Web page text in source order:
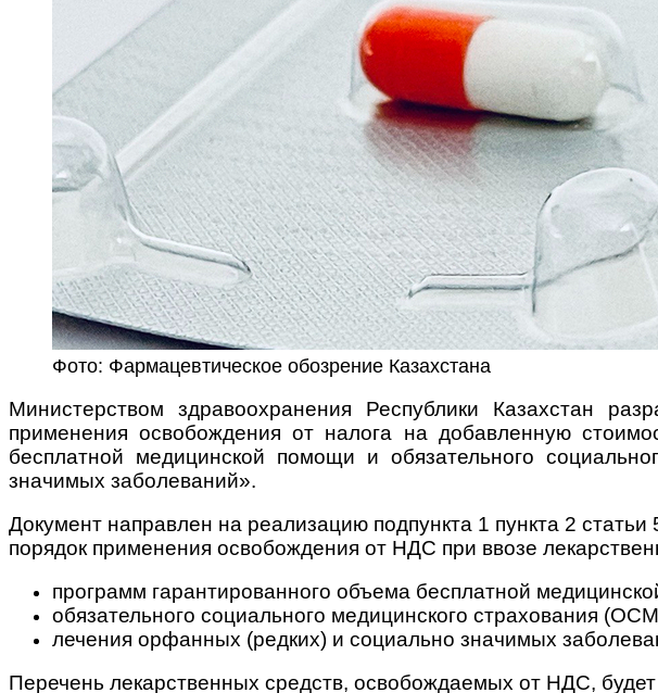
Фото: Фармацевтическое обозрение Казахстана
Министерством здравоохранения Республики Казахстан
применения освобождения от налога на добавленную
бесплатной медицинской помощи и обязательного
значимых заболеваний».
Документ направлен на реализацию подпункта 1 пункта 2
порядок применения освобождения от НДС при ввозе
программ гарантированного объема бесплатной
обязательного социального медицинского страхования
лечения орфанных (редких) и социально значимых
Перечень лекарственных средств, освобождаемых от НДС,